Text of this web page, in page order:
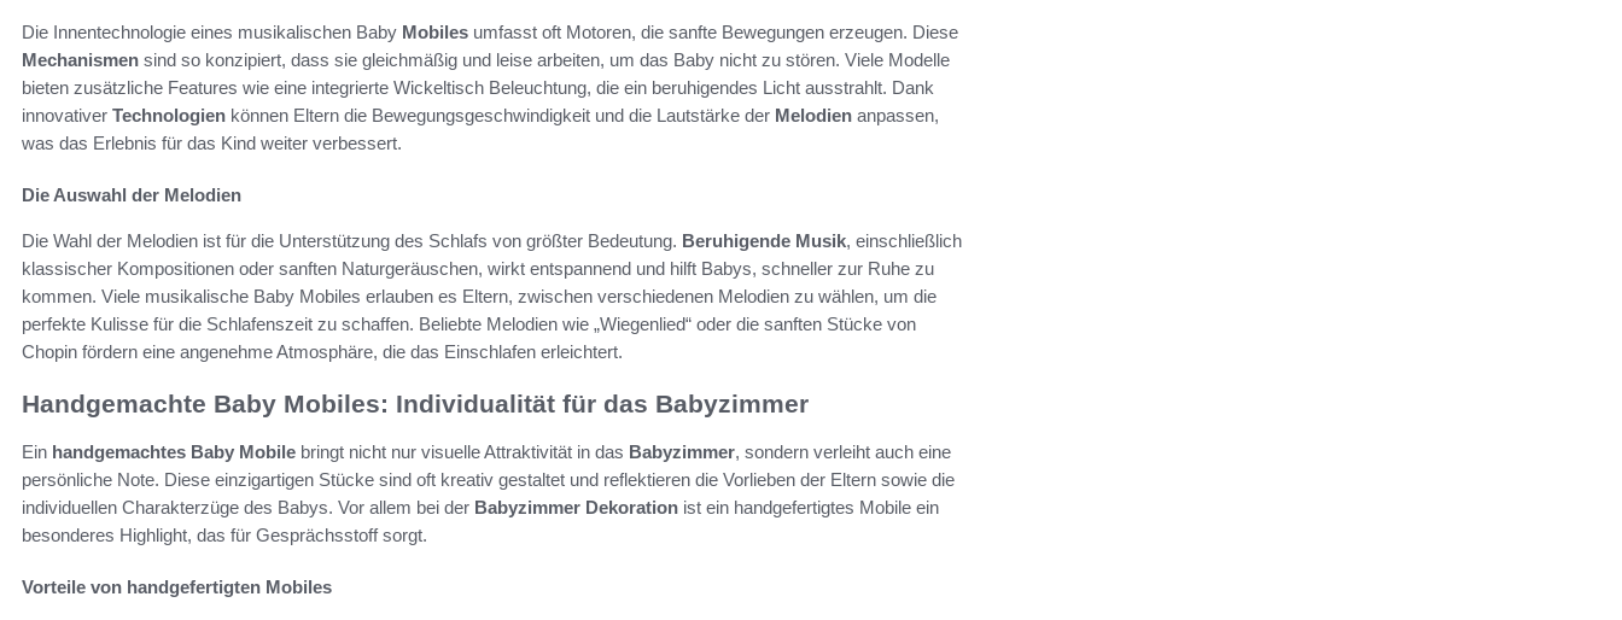
Die Innentechnologie eines musikalischen Baby Mobiles umfasst oft Motoren, die sanfte Bewegungen erzeugen. Diese
Mechanismen sind so konzipiert, dass sie gleichmäßig und leise arbeiten, um das Baby nicht zu stören. Viele Modelle
bieten zusätzliche Features wie eine integrierte Wickeltisch Beleuchtung, die ein beruhigendes Licht ausstrahlt. Dank
innovativer Technologien können Eltern die Bewegungsgeschwindigkeit und die Lautstärke der Melodien anpassen,
was das Erlebnis für das Kind weiter verbessert.
Die Auswahl der Melodien
Die Wahl der Melodien ist für die Unterstützung des Schlafs von größter Bedeutung. Beruhigende Musik, einschließlich
klassischer Kompositionen oder sanften Naturgeräuschen, wirkt entspannend und hilft Babys, schneller zur Ruhe zu
kommen. Viele musikalische Baby Mobiles erlauben es Eltern, zwischen verschiedenen Melodien zu wählen, um die
perfekte Kulisse für die Schlafenszeit zu schaffen. Beliebte Melodien wie „Wiegenlied“ oder die sanften Stücke von
Chopin fördern eine angenehme Atmosphäre, die das Einschlafen erleichtert.
Handgemachte Baby Mobiles: Individualität für das Babyzimmer
Ein handgemachtes Baby Mobile bringt nicht nur visuelle Attraktivität in das Babyzimmer, sondern verleiht auch eine
persönliche Note. Diese einzigartigen Stücke sind oft kreativ gestaltet und reflektieren die Vorlieben der Eltern sowie die
individuellen Charakterzüge des Babys. Vor allem bei der Babyzimmer Dekoration ist ein handgefertigtes Mobile ein
besonderes Highlight, das für Gesprächsstoff sorgt.
Vorteile von handgefertigten Mobiles